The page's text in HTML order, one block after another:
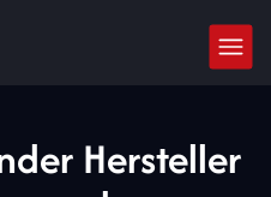
Hersteller